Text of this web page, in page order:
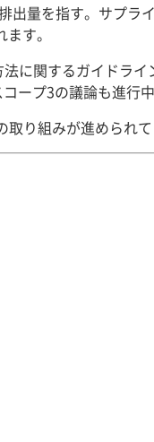
出量を指す。サプラ
す。
に関するガイドライ
ープ3の議論も進行中
り組みが進められて